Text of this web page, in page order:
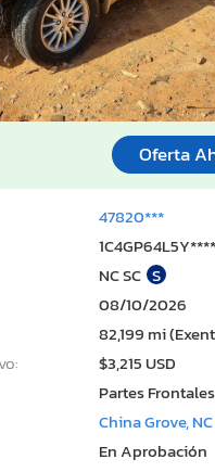
Oferta
47820***
NC SC S
08/10/2026
82,199 mi
$3,215 USD
Partes Frontales
China Grove, NC
En Aprobación